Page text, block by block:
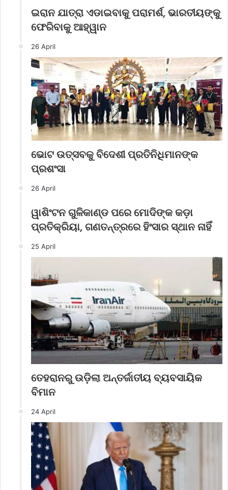
ଇରାନ ଯାତ୍ରା ଏଡାଇବାକୁ ପରାମର୍ଶ, ଭାରତୀୟଙ୍କୁ
ଫେରିବାକୁ ଆହ୍ୱାନ
26 April
ଭୋଟ ଉତ୍ସବକୁ ବିଦେଶୀ ପ୍ରତିନିଧିମାନଙ୍କ
ପ୍ରଶଂସା
26 April
ୱାଶିଂଟନ ଗୁଳିକାଣ୍ଡ ପରେ ମୋଦିଙ୍କ କଡ଼ା
ପ୍ରତିକ୍ରିୟା, ଗଣତନ୍ତ୍ରରେ ହିଂସାର ସ୍ଥାନ ନାହିଁ
25 April
ତେହରାନରୁ ଉଡ଼ିଲା ଅନ୍ତର୍ଜାତୀୟ ବ୍ୟବସାୟିକ
ବିମାନ
24 April